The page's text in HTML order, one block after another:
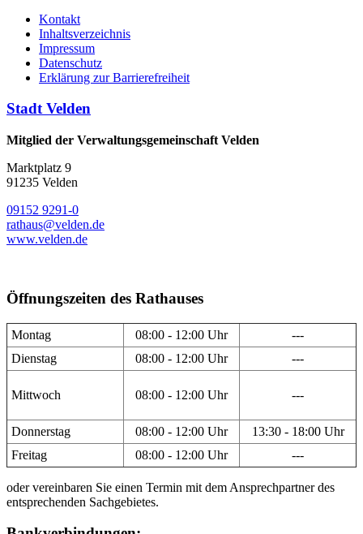
Kontakt
Inhaltsverzeichnis
Impressum
Datenschutz
Erklärung zur Barrierefreiheit
Stadt Velden
Mitglied der Verwaltungsgemeinschaft Velden
Marktplatz 9
91235 Velden
09152 9291-0
rathaus@velden.de
www.velden.de
Öffnungszeiten des Rathauses
Montag 08:00 - 12:00 Uhr
---
Dienstag
08:00 - 12:00 Uhr ---
Mittwoch 08:00 - 12:00 Uhr ---
Donnerstag 08:00 - 12:00 Uhr
13:30 - 18:00 Uhr
Freitag
08:00 - 12:00 Uhr ---
oder vereinbaren Sie einen Termin mit dem Ansprechpartner des
entsprechenden Sachgebietes.